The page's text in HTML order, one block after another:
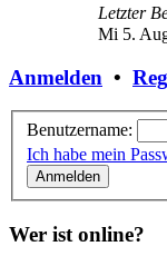
Letzter
Mi 5.
Anmelden •
Benutzername:
Ich habe mein
Wer ist online?